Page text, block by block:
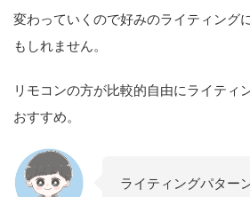
変わっていくので好みのライティング
もしれません。
リモコンの方が比較的自由にライティ
おすすめ。
ライティングパター